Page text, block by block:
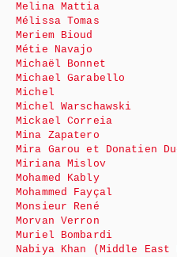
Melina Mattia
Mélissa Tomas
Meriem Bioud
Métie Navajo
Michaël Bonnet
Michael Garabello
Michel
Michel Warschawski
Mickael Correia
Mina Zapatero
Mira Garou et Donatien
Miriana Mislov
Mohamed Kably
Mohammed Fayçal
Monsieur René
Morvan Verron
Muriel Bombardi
Nabiya Khan (Middle East